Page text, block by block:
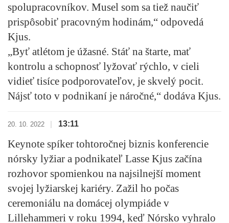
spolupracovníkov. Musel som sa tiež naučiť
prispôsobiť pracovným hodinám,“ odpovedá
Kjus.
„Byť atlétom je úžasné. Stáť na štarte, mať
kontrolu a schopnosť lyžovať rýchlo, v cieli
vidieť tisíce podporovateľov, je skvelý pocit.
Nájsť toto v podnikaní je náročné,“ dodáva Kjus.
20. 10. 2022 13:11
Keynote spíker tohtoročnej biznis konferencie
nórsky lyžiar a podnikateľ Lasse Kjus začína
rozhovor spomienkou na najsilnejší moment
svojej lyžiarskej kariéry. Zažil ho počas
ceremoniálu na domácej olympiáde v
Lillehammeri v roku 1994, keď Nórsko vyhralo